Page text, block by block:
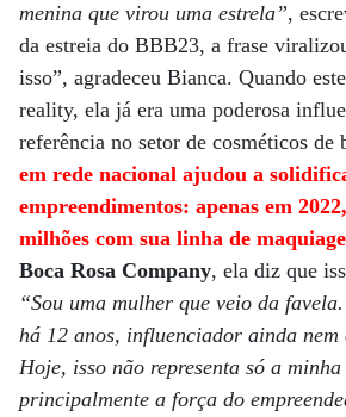
menina que virou uma estrela”,
da estreia do BBB23, a frase
isso”, agradeceu Bianca. Quando
reality, ela já era uma poderosa
referência no setor de cosméticos de
em rede nacional ajudou a
empreendimentos: apenas em
milhões com sua linha de
Boca Rosa Company, ela diz que
“Sou uma mulher que veio da
há 12 anos, influenciador ainda nem
Hoje, isso não representa só a
principalmente a força do